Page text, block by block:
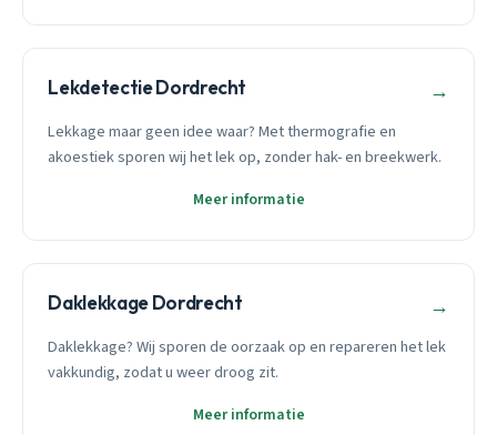
Lekdetectie Dordrecht →
Lekkage maar geen idee waar? Met thermografie en
akoestiek sporen wij het lek op, zonder hak- en breekwerk.
Meer informatie
Daklekkage Dordrecht →
Daklekkage? Wij sporen de oorzaak op en repareren het lek
vakkundig, zodat u weer droog zit.
Meer informatie